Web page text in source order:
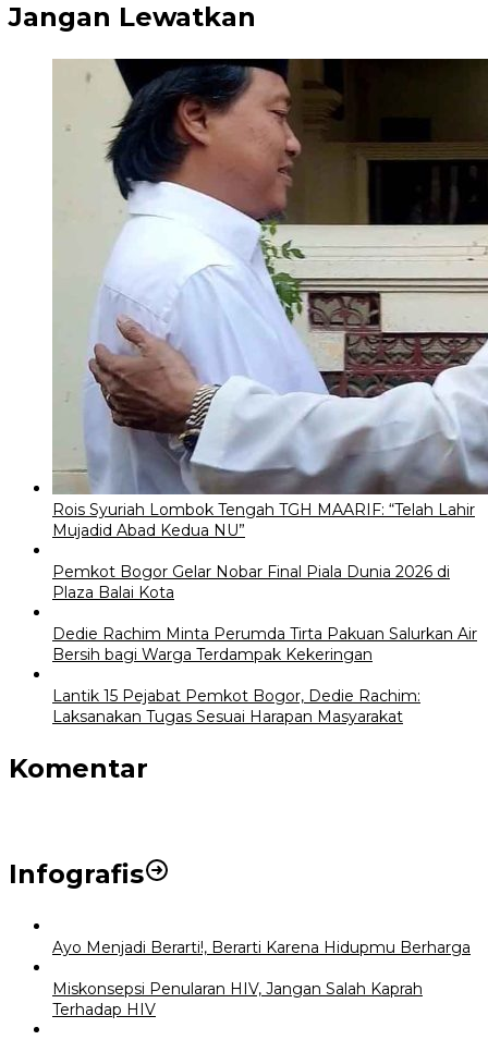
Jangan Lewatkan
Rois Syuriah Lombok Tengah TGH MAARIF: “Telah Lahir
Mujadid Abad Kedua NU”
Pemkot Bogor Gelar Nobar Final Piala Dunia 2026 di
Plaza Balai Kota
Dedie Rachim Minta Perumda Tirta Pakuan Salurkan Air
Bersih bagi Warga Terdampak Kekeringan
Lantik 15 Pejabat Pemkot Bogor, Dedie Rachim:
Laksanakan Tugas Sesuai Harapan Masyarakat
Komentar
Infografis
Ayo Menjadi Berarti!, Berarti Karena Hidupmu Berharga
Miskonsepsi Penularan HIV, Jangan Salah Kaprah
Terhadap HIV